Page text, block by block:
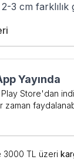
3 cm farklılık
Yayında
Store'dan
zaman
3000 TL üzeri